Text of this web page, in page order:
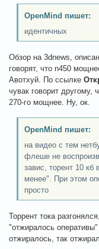
OpenMind пишет:
идентичных
Обзор на 3dnews,
говорят, что n450
Авотхуй. По ссылке
чувак говорит другому,
270-го мощнее. Ну, ок.
OpenMind пишет:
на видео с тем
флеше не
завис, торент 10 кб
менее". При этом
просто
Торрент тока
"отжиралось
отжиралось, так